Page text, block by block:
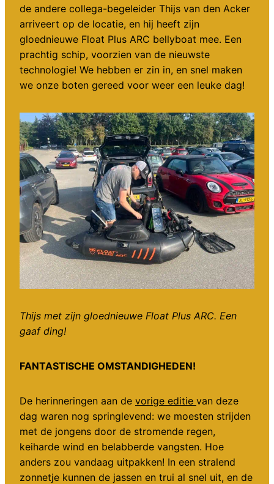
de andere collega-begeleider Thijs van den Acker
arriveert op de locatie, en hij heeft zijn
gloednieuwe Float Plus ARC bellyboat mee. Een
prachtig schip, voorzien van de nieuwste
technologie! We hebben er zin in, en snel maken
we onze boten gereed voor weer een leuke dag!
Thijs met zijn gloednieuwe Float Plus ARC. Een
gaaf ding!
FANTASTISCHE OMSTANDIGHEDEN!
De herinneringen aan de vorige editie van deze
dag waren nog springlevend: we moesten strijden
met de jongens door de stromende regen,
keiharde wind en belabberde vangsten. Hoe
anders zou vandaag uitpakken! In een stralend
zonnetje kunnen de jassen en trui al snel uit, en de